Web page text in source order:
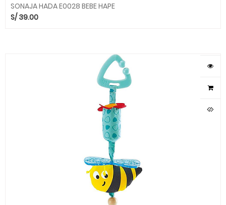
SONAJA HADA E0028 BEBE HAPE
S/39.00